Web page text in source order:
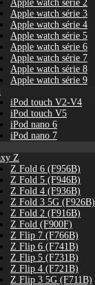
Apple watch série 2
Apple watch série 3
Apple watch série 4
Apple watch série 5
Apple watch série 6
Apple watch série 7
Apple watch série 8
Apple watch série 9
iPod touch V2-V4
iPod touch V5
iPod nano 6
iPod nano 7
Z
Z Fold 6 (F956B)
Z Fold 5 (F946B)
Z Fold 4 (F936B)
Z Fold 3 5G (F926B)
Z Fold 2 (F916B)
Z Fold (F900F)
Z Flip 7 (F766B)
Z Flip 6 (F741B)
Z Flip 5 (F731B)
Z Flip 4 (F721B)
Z Flip 3 5G (F711B)